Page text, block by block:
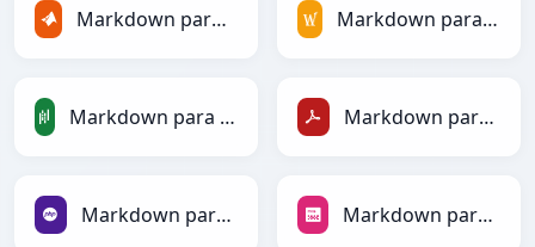
Markdown para MATLAB Markdown para MediaWiki
Markdown para PandasDataFrame Markdown para PDF
Markdown para PHP Markdown para PNG